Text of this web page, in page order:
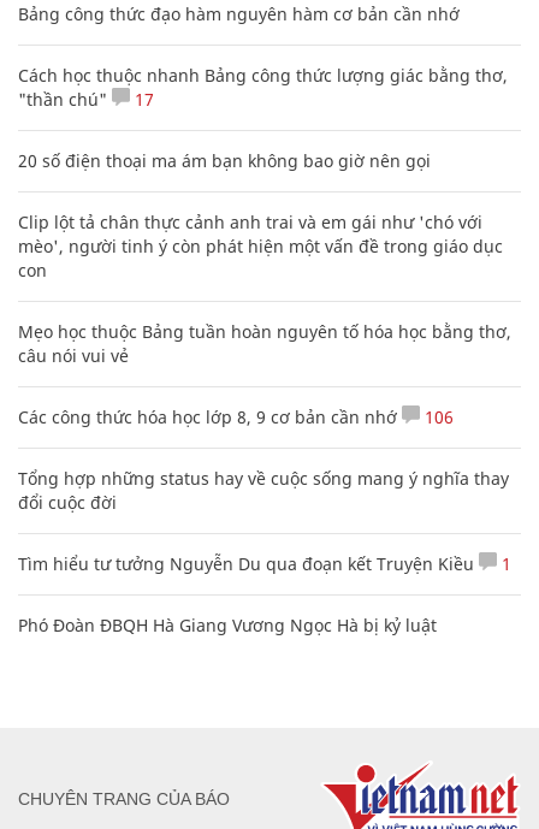
Bảng công thức đạo hàm nguyên hàm cơ bản cần nhớ
Cách học thuộc nhanh Bảng công thức lượng giác bằng thơ,
"thần chú"
17
20 số điện thoại ma ám bạn không bao giờ nên gọi
Clip lột tả chân thực cảnh anh trai và em gái như 'chó với
mèo', người tinh ý còn phát hiện một vấn đề trong giáo dục
con
Mẹo học thuộc Bảng tuần hoàn nguyên tố hóa học bằng thơ,
câu nói vui vẻ
Các công thức hóa học lớp 8, 9 cơ bản cần nhớ 106
Tổng hợp những status hay về cuộc sống mang ý nghĩa thay
đổi cuộc đời
Tìm hiểu tư tưởng Nguyễn Du qua đoạn kết Truyện Kiều 1
Phó Đoàn ĐBQH Hà Giang Vương Ngọc Hà bị kỷ luật
CHUYÊN TRANG CỦA BÁO